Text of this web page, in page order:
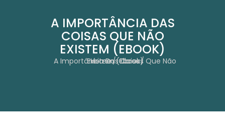
A IMPORTÂNCIA DAS
COISAS QUE NÃO
EXISTEM (EBOOK)
Home Obras
A Importância Das Coisas Que Não Existem (Ebook)